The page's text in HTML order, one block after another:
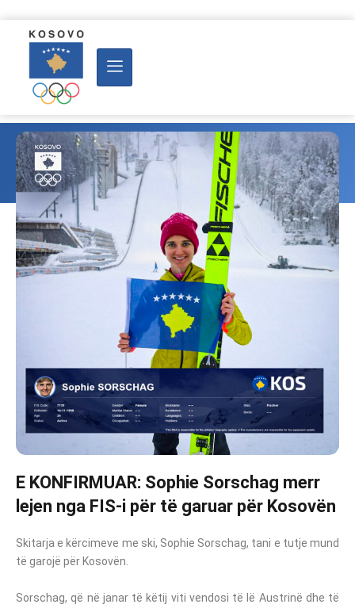
E KONFIRMUAR: Sophie Sorschag merr
lejen nga FIS-i për të garuar për Kosovën
Skitarja e kërcimeve me ski, Sophie Sorschag, tani e tutje mund
të garojë për Kosovën.
Sorschag, që në janar të këtij viti vendosi të lë Austrinë dhe të